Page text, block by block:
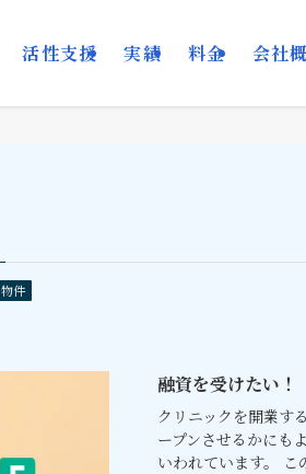
活性支援 実績 料金 会社
物件
融資を受けたい
クリニックを開業す
ープンさせるかにも
いわれています。